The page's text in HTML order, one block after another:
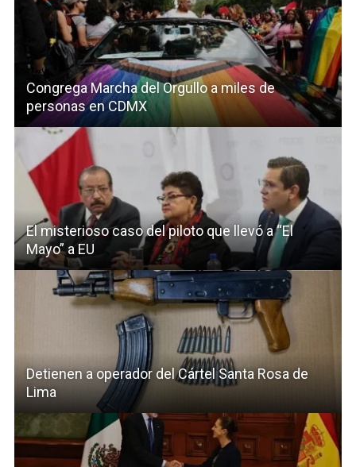
Congrega Marcha del Orgullo a miles de
personas en CDMX
El misterioso caso del piloto que llevó a “El
Mayo” a EU
Detienen a operador del Cártel Santa Rosa de
Lima